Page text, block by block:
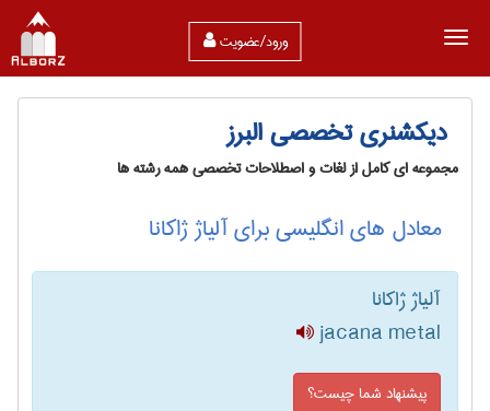
ورود/عضویت
دیکشنری تخصصی البرز
مجموعه ای کامل از لغات و اصطلاحات تخصصی همه رشته ها
معادل های انگلیسی برای آلیاژ ژاکانا
آلیاژ ژاکانا
jacana metal
پیشنهاد شما چیست؟